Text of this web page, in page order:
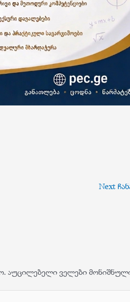
Next
აუცილებელი ველები